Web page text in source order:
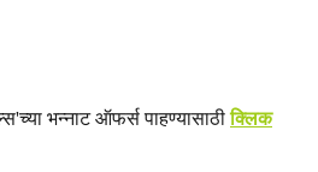
भन्नाट ऑफर्स पाहण्यासाठीक्लिक